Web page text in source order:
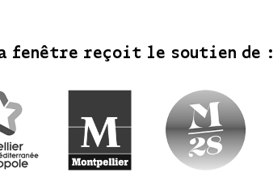
fenêtre reçoit le soutien de :